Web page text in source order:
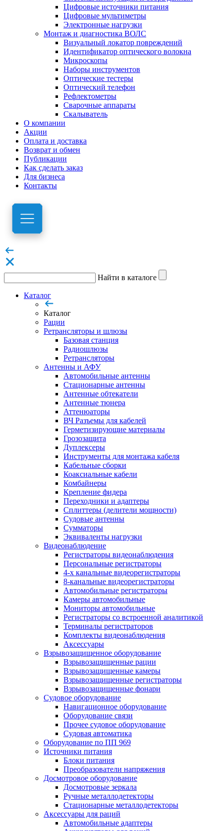
Цифровые источники питания
Цифровые мультиметры
Электронные нагрузки
Монтаж и диагностика ВОЛС
Визуальный локатор повреждений
Идентификатор оптического волокна
Микроскопы
Наборы инструментов
Оптические тестеры
Оптический телефон
Рефлектометры
Сварочные аппараты
Скалыватель
О компании
Акции
Оплата и доставка
Возврат и обмен
Публикации
Как сделать заказ
Для бизнеса
Контакты
Найти в каталоге
Каталог
Каталог
Рации
Ретрансляторы и шлюзы
Базовая станция
Радиошлюзы
Ретрансляторы
Антенны и АФУ
Автомобильные антенны
Стационарные антенны
Антенные обтекатели
Антенные тюнера
Аттенюаторы
ВЧ Разъемы для кабелей
Герметизирующие материалы
Грозозащита
Дуплексеры
Инструменты для монтажа кабеля
Кабельные сборки
Коаксиальные кабели
Комбайнеры
Крепление фидера
Переходники и адаптеры
Сплиттеры (делители мощности)
Судовые антенны
Сумматоры
Эквиваленты нагрузки
Видеонаблюдение
Регистраторы видеонаблюдения
Персональные регистраторы
4-х канальные видеорегистраторы
8-канальные видеорегистраторы
Автомобильные регистраторы
Камеры автомобильные
Мониторы автомобильные
Регистраторы со встроенной аналитикой
Терминалы регистраторов
Комплекты видеонаблюдения
Аксессуары
Взрывозащищенное оборудование
Взрывозащищенные рации
Взрывозащищенные камеры
Взрывозащищенные регистраторы
Взрывозащищенные фонари
Судовое оборудование
Навигационное оборудование
Оборудование связи
Прочее судовое оборудование
Судовая автоматика
Оборудование по ПП 969
Источники питания
Блоки питания
Преобразователи напряжения
Досмотровое оборудование
Досмотровые зеркала
Ручные металлодетекторы
Стационарные металлодетекторы
Аксессуары для раций
Автомобильные адаптеры